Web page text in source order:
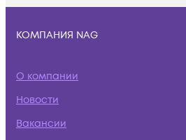
КОМПАНИЯ NAG
О компании
Новости
Вакансии